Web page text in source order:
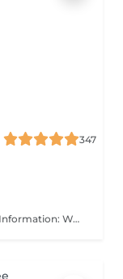
347
inklusive Handpeeling und Maske Wichtige Information: Wenn sie noch semipermanenten Lack auf ihren Nägeln haben, müssen sie dies bei der Buchung von einer Maniküre angeben (abnehmen von semipermanentem Lack ) Andernfalls haben wir nicht genügend Zeit für die gebuchte Maniküre ! ACHTUNG : Gelnägel oder Acryl können wir nicht entfernen !!!